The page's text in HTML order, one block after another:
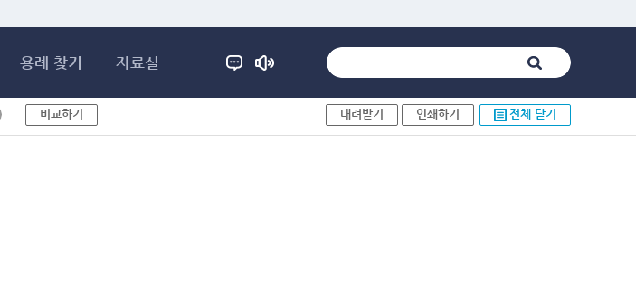
용례 찾기 자료실
비교하기 내려받기 인쇄하기 전체 닫기